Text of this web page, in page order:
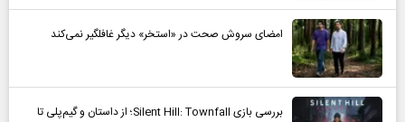
امضای سروش صحت در «استخر» دیگر غافلگیر نمی‌کند
بررسی بازی Silent Hill: Townfall؛ از داستان و گیم‌پلی تا